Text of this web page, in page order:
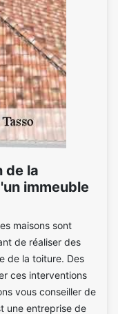
de la
immeuble
maisons sont
de réaliser des
de la toiture. Des
ces interventions
vous conseiller de
une entreprise de